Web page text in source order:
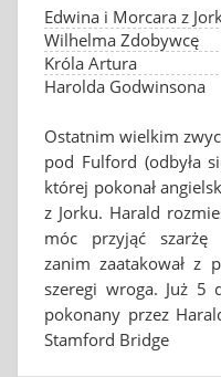
Edwina i Morcara z
Wilhelma Zdobywcę
Króla Artura
Harolda Godwinsona
Ostatnim wielkim
pod Fulford (odbyła
której pokonał
z Jorku. Harald
móc przyjąć szarżę
zanim zaatakował z
szeregi wroga. Już 5
pokonany przez
Stamford Bridge